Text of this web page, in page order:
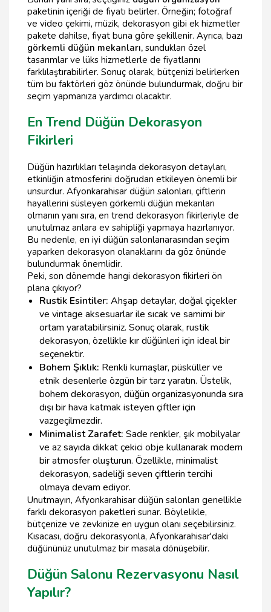
paketinin içeriği de fiyatı belirler. Örneğin; fotoğraf
ve video çekimi, müzik, dekorasyon gibi ek hizmetler
pakete dahilse, fiyat buna göre şekillenir. Ayrıca, bazı
görkemli düğün mekanları, sundukları özel
tasarımlar ve lüks hizmetlerle de fiyatlarını
farklılaştırabilirler. Sonuç olarak, bütçenizi belirlerken
tüm bu faktörleri göz önünde bulundurmak, doğru bir
seçim yapmanıza yardımcı olacaktır.
En Trend Düğün Dekorasyon
Fikirleri
Düğün hazırlıkları telaşında dekorasyon detayları,
etkinliğin atmosferini doğrudan etkileyen önemli bir
unsurdur. Afyonkarahisar düğün salonları, çiftlerin
hayallerini süsleyen görkemli düğün mekanları
olmanın yanı sıra, en trend dekorasyon fikirleriyle de
unutulmaz anlara ev sahipliği yapmaya hazırlanıyor.
Bu nedenle, en iyi düğün salonlarıarasından seçim
yaparken dekorasyon olanaklarını da göz önünde
bulundurmak önemlidir.
Peki, son dönemde hangi dekorasyon fikirleri ön
plana çıkıyor?
Rustik Esintiler: Ahşap detaylar, doğal çiçekler
ve vintage aksesuarlar ile sıcak ve samimi bir
ortam yaratabilirsiniz. Sonuç olarak, rustik
dekorasyon, özellikle kır düğünleri için ideal bir
seçenektir.
Bohem Şıklık: Renkli kumaşlar, püsküller ve
etnik desenlerle özgün bir tarz yaratın. Üstelik,
bohem dekorasyon, düğün organizasyonunda sıra
dışı bir hava katmak isteyen çiftler için
vazgeçilmezdir.
Minimalist Zarafet: Sade renkler, şık mobilyalar
ve az sayıda dikkat çekici obje kullanarak modern
bir atmosfer oluşturun. Özellikle, minimalist
dekorasyon, sadeliği seven çiftlerin tercihi
olmaya devam ediyor.
Unutmayın, Afyonkarahisar düğün salonları genellikle
farklı dekorasyon paketleri sunar. Böylelikle,
bütçenize ve zevkinize en uygun olanı seçebilirsiniz.
Kısacası, doğru dekorasyonla, Afyonkarahisar'daki
düğününüz unutulmaz bir masala dönüşebilir.
Düğün Salonu Rezervasyonu Nasıl
Yapılır?